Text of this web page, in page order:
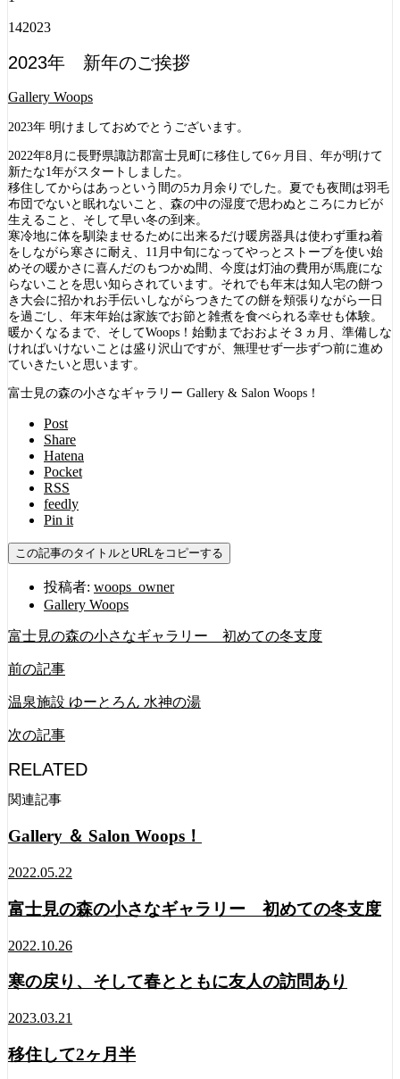
142023
2023年 新年のご挨拶
Gallery Woops
2023年 明けましておめでとうございます。
2022年8月に長野県諏訪郡富士見町に移住して6ヶ月目、年が明けて
新たな1年がスタートしました。
移住してからはあっという間の5カ月余りでした。夏でも夜間は羽毛
布団でないと眠れないこと、森の中の湿度で思わぬところにカビが
生えること、そして早い冬の到来。
寒冷地に体を馴染ませるために出来るだけ暖房器具は使わず重ね着
をしながら寒さに耐え、11月中旬になってやっとストーブを使い始
めその暖かさに喜んだのもつかぬ間、今度は灯油の費用が馬鹿にな
らないことを思い知らされています。それでも年末は知人宅の餅つ
き大会に招かれお手伝いしながらつきたての餅を頬張りながら一日
を過ごし、年末年始は家族でお節と雑煮を食べられる幸せも体験。
暖かくなるまで、そしてWoops！始動までおおよそ３ヵ月、準備しな
ければいけないことは盛り沢山ですが、無理せず一歩ずつ前に進め
ていきたいと思います。
富士見の森の小さなギャラリー Gallery & Salon Woops！
Post
Share
Hatena
Pocket
RSS
feedly
Pin it
この記事のタイトルとURLをコピーする
投稿者: woops_owner
Gallery Woops
富士見の森の小さなギャラリー 初めての冬支度
前の記事
温泉施設 ゆーとろん 水神の湯
次の記事
RELATED
関連記事
Gallery ＆ Salon Woops！
2022.05.22
富士見の森の小さなギャラリー 初めての冬支度
2022.10.26
寒の戻り、そして春とともに友人の訪問あり
2023.03.21
移住して2ヶ月半